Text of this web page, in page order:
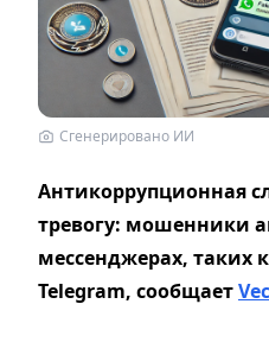
Сгенерировано ИИ
Антикоррупционная
тревогу: мошенники
мессенджерах, таких
Telegram, сообщает